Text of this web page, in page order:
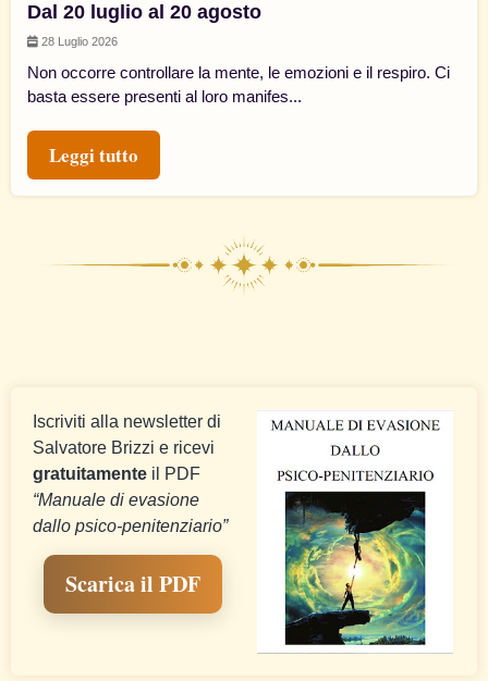
Dal 20 luglio al 20 agosto
28 Luglio 2026
Non occorre controllare la mente, le emozioni e il respiro. Ci
basta essere presenti al loro manifes...
Leggi tutto
Iscriviti alla newsletter di
Salvatore Brizzi e ricevi
gratuitamente il PDF
“Manuale di evasione
dallo psico-penitenziario”
Scarica il PDF